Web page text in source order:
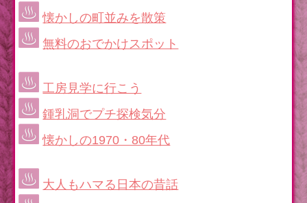
懐かしの町並みを散策
無料のおでかけスポット
工房見学に行こう
鍾乳洞でプチ探検気分
懐かしの1970・80年代
大人もハマる日本の昔話